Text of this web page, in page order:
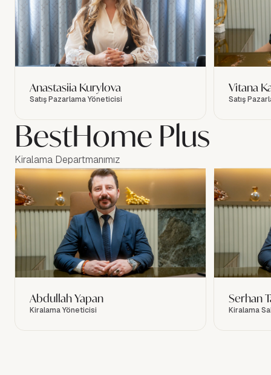
Anastasiia Kurylova
Satış Pazarlama Yöneticisi
Vitana
Satış
BestHome Plus
Kiralama Departmanımız
Abdullah Yapan
Kiralama Yöneticisi
Serhan
Kiralama